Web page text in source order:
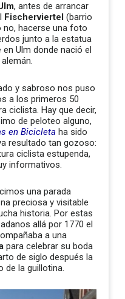
, antes de arrancar
Fischerviertel (barrio
hacerse una foto
junto a la estatua
en Ulm donde nació el
y sabroso nos puso
a los primeros 50
ciclista. Hay que decir,
de peloteo alguno,
en Bicicleta ha sido
resultado tan gozoso:
ciclista estupenda,
informativos.
una parada
preciosa y visitable
historia. Por estas
allá por 1770 el
a una
para celebrar su boda
de siglo después la
de la guillotina.